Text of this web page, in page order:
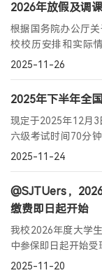
2026年放假及调
根据国务院办公厅
校校历安排和实际
下。
2025-11-26
2025年下半年全
现定于2025年12月3
六级考试时间70分
考试，该考试题型只
2025-11-24
@SJTUers，
缴费即日起开始
我校2026年度大学
中参保即日起开始受
2025-11-20